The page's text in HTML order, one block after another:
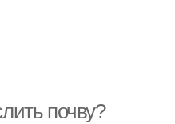
почву?